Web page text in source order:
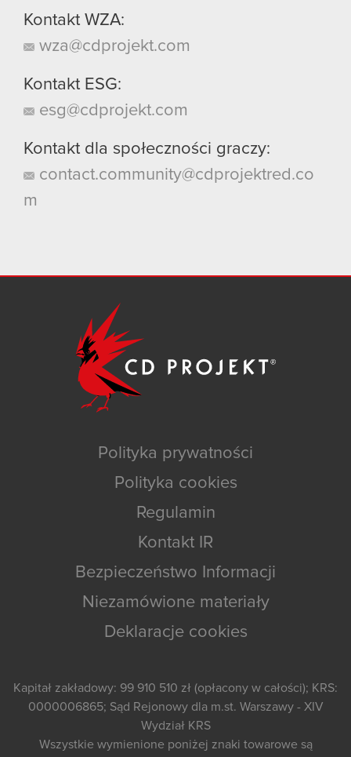
Kontakt WZA:
wza@cdprojekt.com
Kontakt ESG:
esg@cdprojekt.com
Kontakt dla społeczności graczy:
contact.community@cdprojektred.co
m
Polityka prywatności
Polityka cookies
Regulamin
Kontakt IR
Bezpieczeństwo Informacji
Niezamówione materiały
Deklaracje cookies
Kapitał zakładowy: 99 910 510 zł (opłacony w całości); KRS:
0000006865; Sąd Rejonowy dla m.st. Warszawy - XIV
Wydział KRS
Wszystkie wymienione poniżej znaki towarowe są